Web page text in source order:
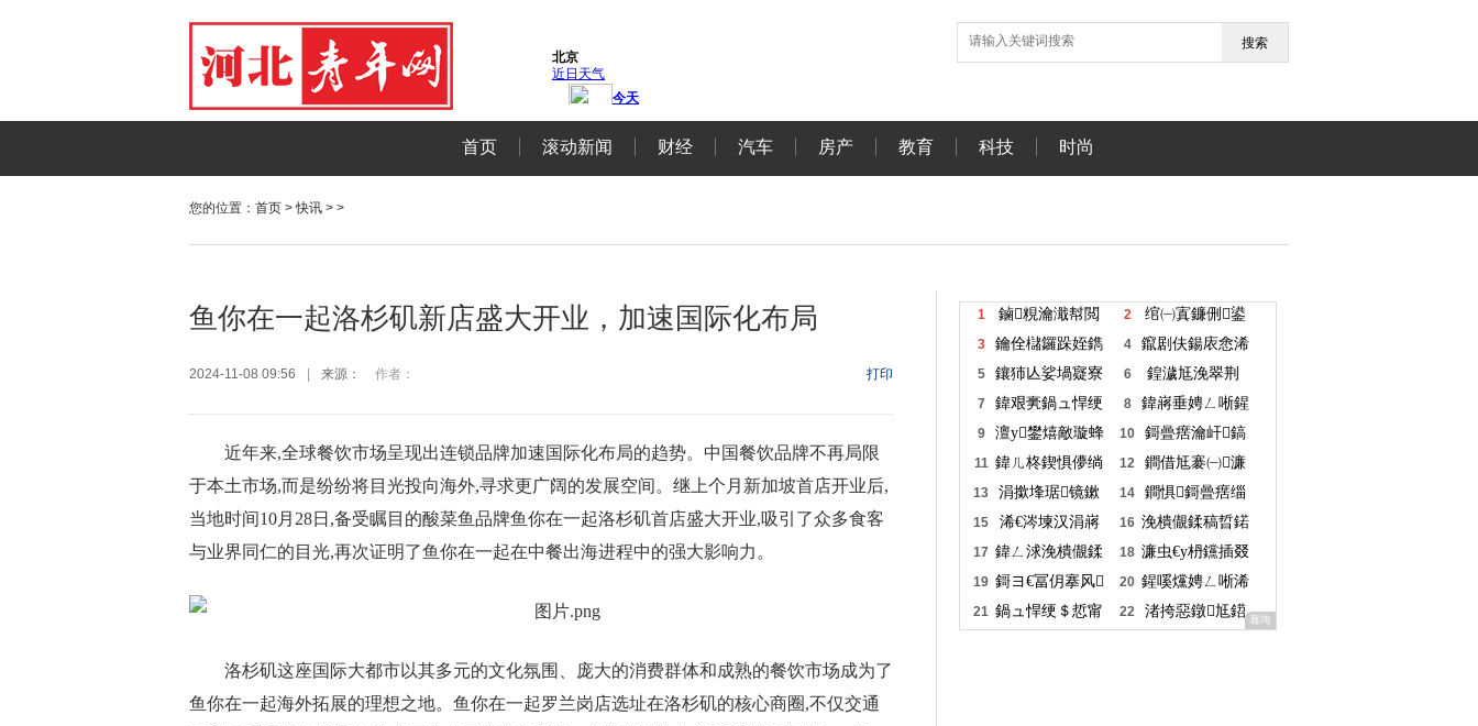
搜索
首页 滚动新闻 财经 汽车 房产 教育 科技 时尚
您的位置： 首页 >快讯 > >
鱼你在一起洛杉矶新店盛大开业，加速国际化布局
2024-11-08 09:56 来源： 作者： 打印
近年来,全球餐饮市场呈现出连锁品牌加速国际化布局的趋势。中国餐饮品牌不再局限
于本土市场,而是纷纷将目光投向海外,寻求更广阔的发展空间。继上个月新加坡首店开业后,
当地时间10月28日,备受瞩目的酸菜鱼品牌鱼你在一起洛杉矶首店盛大开业,吸引了众多食客
与业界同仁的目光,再次证明了鱼你在一起在中餐出海进程中的强大影响力。
洛杉矶这座国际大都市以其多元的文化氛围、庞大的消费群体和成熟的餐饮市场成为了
鱼你在一起海外拓展的理想之地。鱼你在一起罗兰岗店选址在洛杉矶的核心商圈,不仅交通